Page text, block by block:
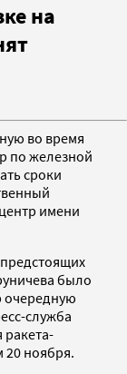
на
во время
по железной
сроки
имени
было
очередную
служба
ракета-
20 ноября.